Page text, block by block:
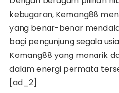
kebugaran, Kemang88
yang benar-benar
bagi pengunjung segala
Kemang88 yang menarik
dalam energi permata
[ad_2]